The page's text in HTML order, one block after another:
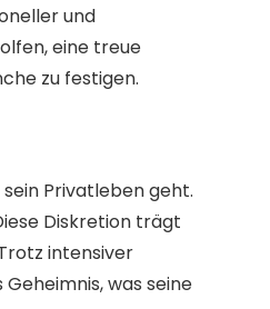
und
eine treue
zu festigen.
Privatleben geht.
Diskretion trägt
intensiver
was seine